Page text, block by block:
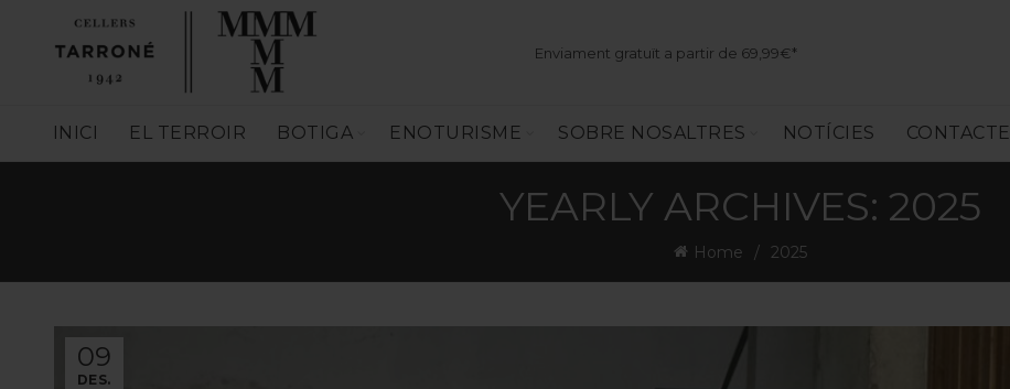
Enviament gratuït a partir de 69,99€*
INICI EL TERROIR BOTIGA ENOTURISME SOBRE NOSALTRES NOTÍCIES CONTACTE
YEARLY ARCHIVES: 2025
Home 2025
09
DES.